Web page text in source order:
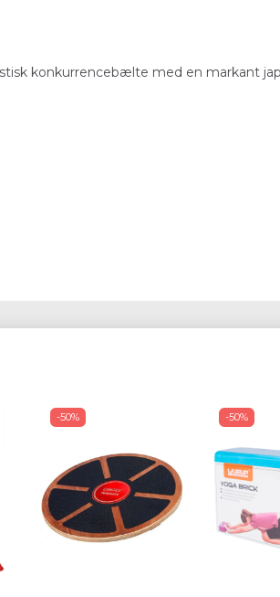
konkurrencebælte med en markant
-50% -50%